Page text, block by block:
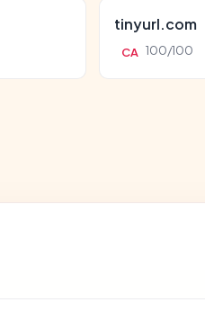
tinyurl.com
CA 100/100